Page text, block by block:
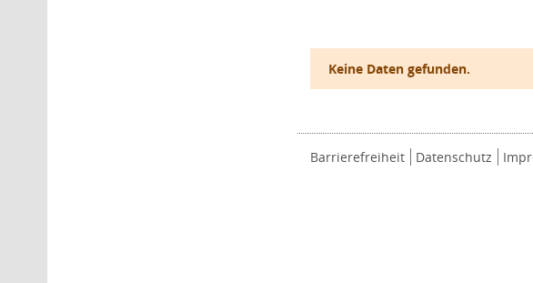
Keine Daten gefunden.
Barrierefreiheit Datenschutz